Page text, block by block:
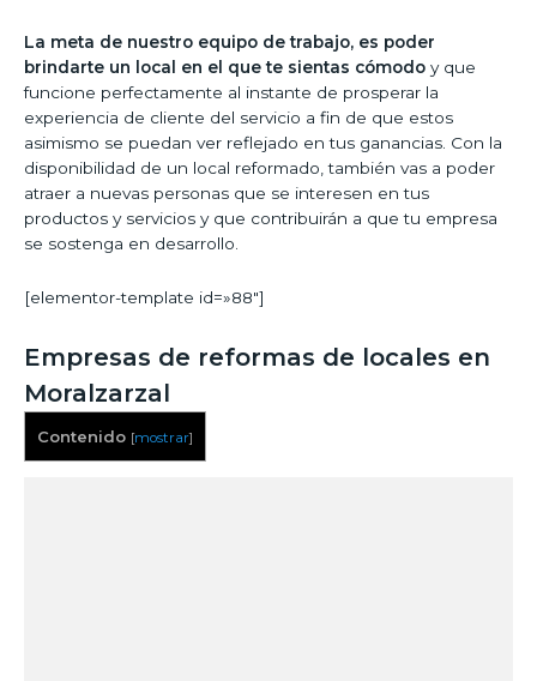
La meta de nuestro equipo de trabajo, es poder
brindarte un local en el que te sientas cómodo y que
funcione perfectamente al instante de prosperar la
experiencia de cliente del servicio a fin de que estos
asimismo se puedan ver reflejado en tus ganancias. Con la
disponibilidad de un local reformado, también vas a poder
atraer a nuevas personas que se interesen en tus
productos y servicios y que contribuirán a que tu empresa
se sostenga en desarrollo.
[elementor-template id=»88″]
Empresas de reformas de locales en
Moralzarzal
Contenido [mostrar]